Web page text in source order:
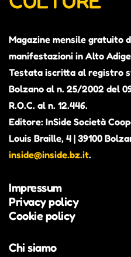
Magazine mensile gratuito
manifestazioni in Alto
Testata iscritta al registro
Bolzano al n. 25/2002 del
R.O.C. al n. 12.446.
Editore: InSide Società
Louis Braille, 4 | 39100
inside@inside.bz.it.
Impressum
Privacy policy
Cookie policy
Chi siamo